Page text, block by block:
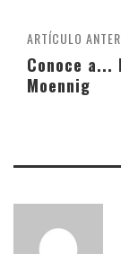
ARTÍCULO
Conoce a...
Moennig